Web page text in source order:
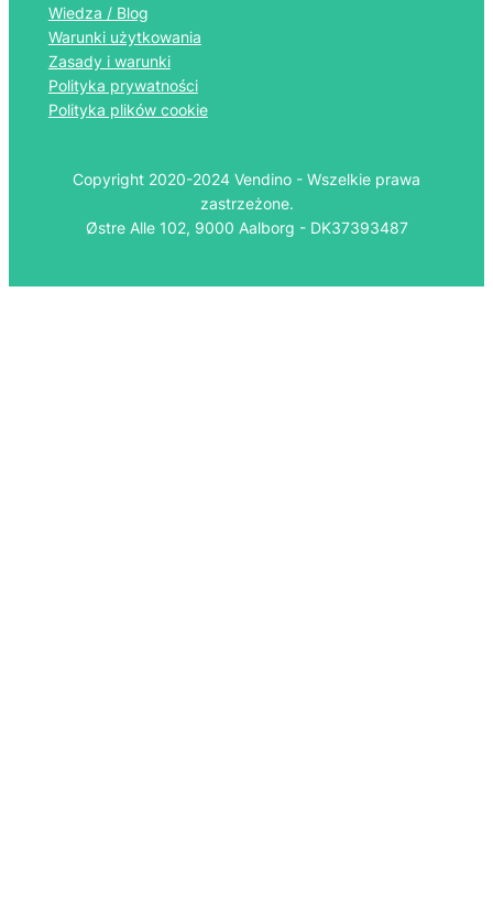
Wiedza / Blog
Warunki użytkowania
Zasady i warunki
Polityka prywatności
Polityka plików cookie
Copyright 2020-2024 Vendino - Wszelkie prawa
zastrzeżone.
Østre Alle 102, 9000 Aalborg - DK37393487